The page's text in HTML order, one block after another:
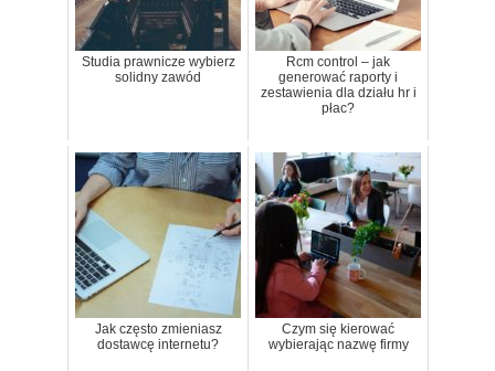
Studia prawnicze wybierz
solidny zawód
Rcm control – jak
generować raporty i
zestawienia dla działu hr i
płac?
Jak często zmieniasz
dostawcę internetu?
Czym się kierować
wybierając nazwę firmy